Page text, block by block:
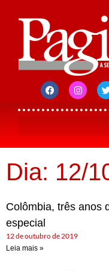
Dia: 12/
Colômbia, três anos
especial
12 de outubro de 2019
Leia mais »